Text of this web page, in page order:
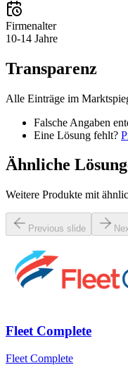
Firmenalter
10-14 Jahre
Transparenz
Alle Einträge im
Falsche Angaben
Eine Lösung fehlt?
Ähnliche
Weitere Produkte mit
Previous slide
Fleet Complete
Fleet Complete